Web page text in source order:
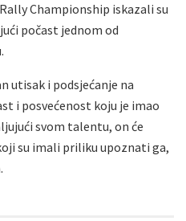
Championship iskazali su
počast jednom od
utisak i podsjećanje na
i posvećenost koju je imao
svom talentu, on će
su imali priliku upoznati ga,